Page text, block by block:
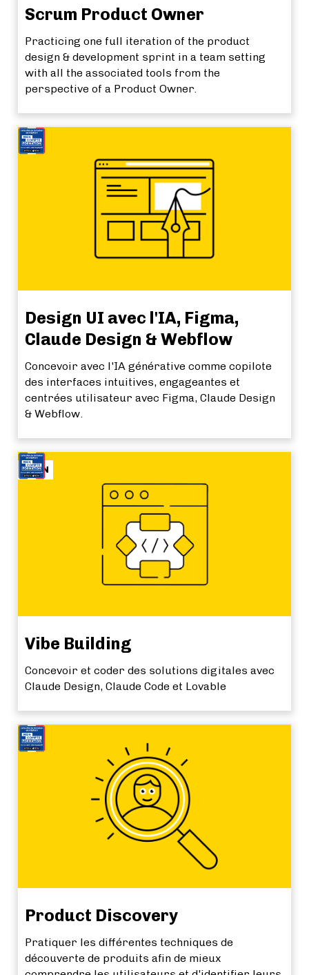
Scrum Product Owner
Practicing one full iteration of the product
design & development sprint in a team setting
with all the associated tools from the
perspective of a Product Owner.
Design UI avec l'IA, Figma,
Claude Design & Webflow
Concevoir avec l'IA générative comme copilote
des interfaces intuitives, engageantes et
centrées utilisateur avec Figma, Claude Design
& Webflow.
SOON
Vibe Building
Concevoir et coder des solutions digitales avec
Claude Design, Claude Code et Lovable
Product Discovery
Pratiquer les différentes techniques de
découverte de produits afin de mieux